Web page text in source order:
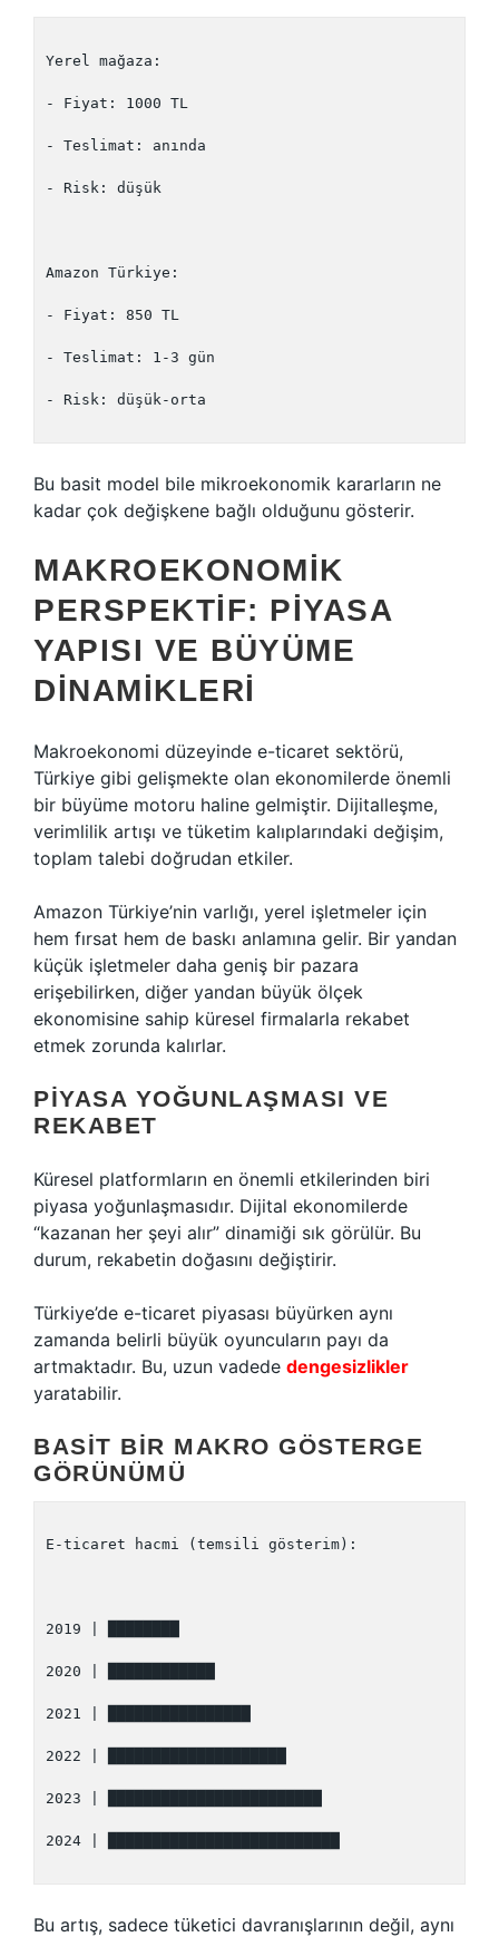
Yerel mağaza:
- Fiyat: 1000 TL
- Teslimat: anında
- Risk: düşük
Amazon Türkiye:
- Fiyat: 850 TL
- Teslimat: 1-3 gün
- Risk: düşük-orta
Bu basit model bile mikroekonomik kararların ne
kadar çok değişkene bağlı olduğunu gösterir.
MAKROEKONOMIK
PERSPEKTIF: PIYASA
YAPISI VE BÜYÜME
DINAMIKLERI
Makroekonomi düzeyinde e-ticaret sektörü,
Türkiye gibi gelişmekte olan ekonomilerde önemli
bir büyüme motoru haline gelmiştir. Dijitalleşme,
verimlilik artışı ve tüketim kalıplarındaki değişim,
toplam talebi doğrudan etkiler.
Amazon Türkiye’nin varlığı, yerel işletmeler için
hem fırsat hem de baskı anlamına gelir. Bir yandan
küçük işletmeler daha geniş bir pazara
erişebilirken, diğer yandan büyük ölçek
ekonomisine sahip küresel firmalarla rekabet
etmek zorunda kalırlar.
PIYASA YOĞUNLAŞMASI VE
REKABET
Küresel platformların en önemli etkilerinden biri
piyasa yoğunlaşmasıdır. Dijital ekonomilerde
“kazanan her şeyi alır” dinamiği sık görülür. Bu
durum, rekabetin doğasını değiştirir.
Türkiye’de e-ticaret piyasası büyürken aynı
zamanda belirli büyük oyuncuların payı da
artmaktadır. Bu, uzun vadede dengesizlikler
yaratabilir.
BASIT BIR MAKRO GÖSTERGE
GÖRÜNÜMÜ
E-ticaret hacmi (temsili gösterim):
2019 | ████████
2020 | ████████████
2021 | ████████████████
2022 | ████████████████████
2023 | ████████████████████████
2024 | ██████████████████████████
Bu artış, sadece tüketici davranışlarının değil, aynı